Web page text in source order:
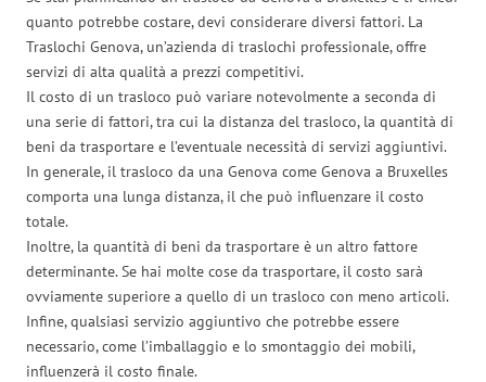
quanto potrebbe costare, devi considerare diversi fattori. La
Traslochi Genova, un’azienda di traslochi professionale, offre
servizi di alta qualità a prezzi competitivi.
Il costo di un trasloco può variare notevolmente a seconda di
una serie di fattori, tra cui la distanza del trasloco, la quantità di
beni da trasportare e l’eventuale necessità di servizi aggiuntivi.
In generale, il trasloco da una Genova come Genova a Bruxelles
comporta una lunga distanza, il che può influenzare il costo
totale.
Inoltre, la quantità di beni da trasportare è un altro fattore
determinante. Se hai molte cose da trasportare, il costo sarà
ovviamente superiore a quello di un trasloco con meno articoli.
Infine, qualsiasi servizio aggiuntivo che potrebbe essere
necessario, come l’imballaggio e lo smontaggio dei mobili,
influenzerà il costo finale.